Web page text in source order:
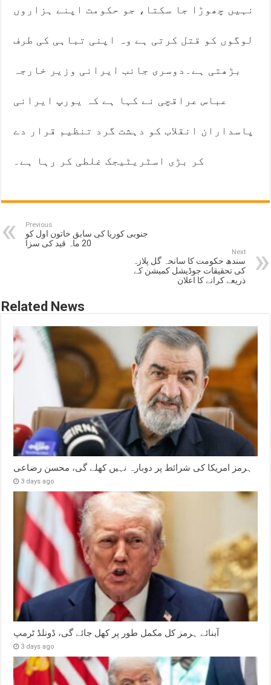
نہیں چھوڑا جا سکتا، جو حکومت اپنے ہزاروں
لوگوں کو قتل کرتی ہے وہ اپنی تباہی کی طرف
بڑھتی ہے۔دوسری جانب ایرانی وزیر خارجہ
عباس عراقچی نے کہا ہے کہ یورپ ایرانی
پاسداران انقلاب کو دہشت گرد تنظیم قرار دے
کر بڑی اسٹریٹیجک غلطی کر رہا ہے۔
Previous
جنوبی کوریا کی سابق خاتون اول کو
20 ماہ قید کی سزا
Next
سندھ حکومت کا سانحہ گل پلازہ
کی تحقیقات جوڈیشل کمیشن کے
ذریعے کرانے کا اعلان
Related News
ہرمز امریکا کی شرائط پر دوبارہ نہیں کھلے گی، محسن رضاعی
3 days ago
آبنائے ہرمز کل مکمل طور پر کھل جائے گی، ڈونلڈ ٹرمپ
3 days ago